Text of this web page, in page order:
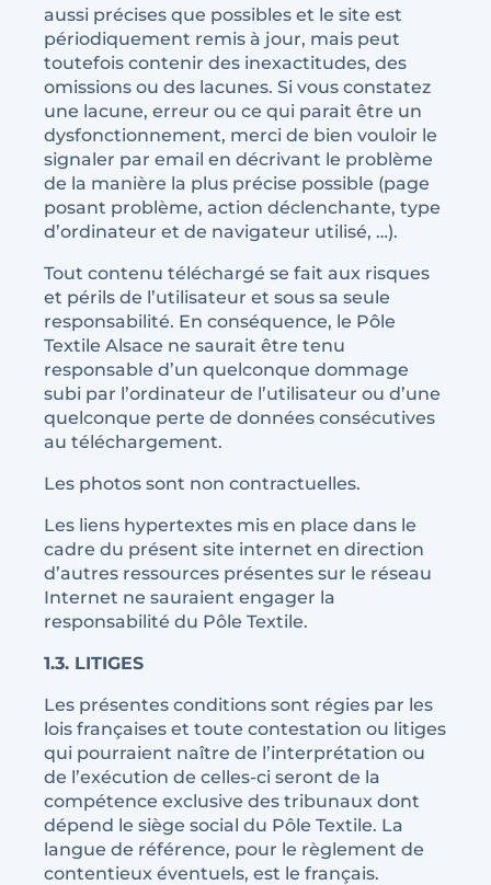
aussi précises que possibles et le site est
périodiquement remis à jour, mais peut
toutefois contenir des inexactitudes, des
omissions ou des lacunes. Si vous constatez
une lacune, erreur ou ce qui parait être un
dysfonctionnement, merci de bien vouloir le
signaler par email en décrivant le problème
de la manière la plus précise possible (page
posant problème, action déclenchante, type
d’ordinateur et de navigateur utilisé, …).
Tout contenu téléchargé se fait aux risques
et périls de l’utilisateur et sous sa seule
responsabilité. En conséquence, le Pôle
Textile Alsace ne saurait être tenu
responsable d’un quelconque dommage
subi par l’ordinateur de l’utilisateur ou d’une
quelconque perte de données consécutives
au téléchargement.
Les photos sont non contractuelles.
Les liens hypertextes mis en place dans le
cadre du présent site internet en direction
d’autres ressources présentes sur le réseau
Internet ne sauraient engager la
responsabilité du Pôle Textile.
1.3. LITIGES
Les présentes conditions sont régies par les
lois françaises et toute contestation ou litiges
qui pourraient naître de l’interprétation ou
de l’exécution de celles-ci seront de la
compétence exclusive des tribunaux dont
dépend le siège social du Pôle Textile. La
langue de référence, pour le règlement de
contentieux éventuels, est le français.